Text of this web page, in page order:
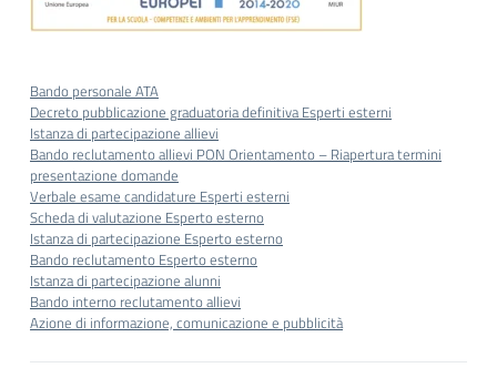
Bando personale ATA
Decreto pubblicazione graduatoria definitiva Esperti esterni
Istanza di partecipazione allievi
Bando reclutamento allievi PON Orientamento – Riapertura termini
presentazione domande
Verbale esame candidature Esperti esterni
Scheda di valutazione Esperto esterno
Istanza di partecipazione Esperto esterno
Bando reclutamento Esperto esterno
Istanza di partecipazione alunni
Bando interno reclutamento allievi
Azione di informazione, comunicazione e pubblicità